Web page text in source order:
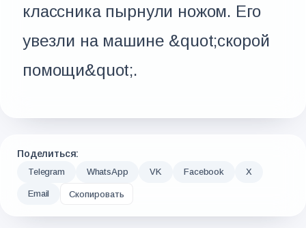
классника пырнули ножом. Его
увезли на машине &quot;скорой
помощи&quot;.
Поделиться:
Telegram WhatsApp VK Facebook X
Email Скопировать